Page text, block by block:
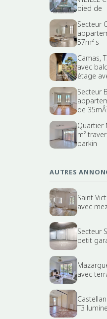
pied de
Secteur
57m² s
Camas,
avec
étage
Secteur
de
Quartier
m²
parkin
AUTRES
Saint
avec
Secteur
petit
avec
T3